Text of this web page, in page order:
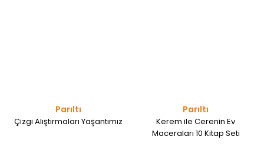
Parıltı
Çizgi Alıştırmaları Yaşantımız
Parıltı
Kerem ile Cerenin Ev
Maceraları 10 Kitap Seti